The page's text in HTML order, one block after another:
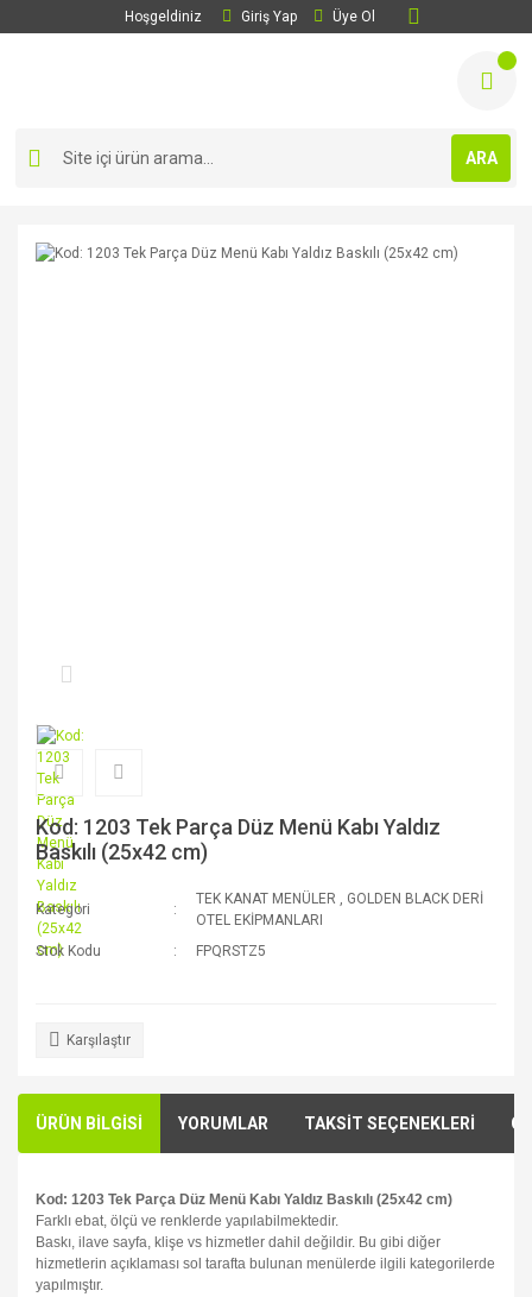
Hoşgeldiniz Giriş Yap Üye Ol
ARA
Kod: 1203 Tek Parça Düz Menü Kabı Yaldız
Baskılı (25x42 cm)
Kategori
TEK KANAT MENÜLER , GOLDEN BLACK DERİ
OTEL EKİPMANLARI
Stok Kodu
FPQRSTZ5
Karşılaştır
ÜRÜN BİLGİSİ YORUMLAR TAKSİT SEÇENEKLERİ
Kod: 1203 Tek Parça Düz Menü Kabı Yaldız Baskılı (25x42 cm)
Farklı ebat, ölçü ve renklerde yapılabilmektedir.
Baskı, ilave sayfa, klişe vs hizmetler dahil değildir. Bu gibi diğer
hizmetlerin açıklaması sol tarafta bulunan menülerde ilgili kategorilerde
yapılmıştır.